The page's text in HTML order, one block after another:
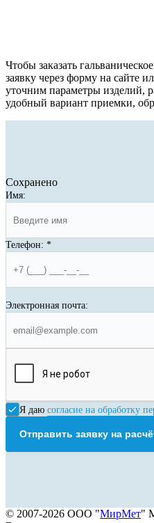
Чтобы заказать
заявку через форму на сайте
уточним параметры изделий,
удобный вариант приемки,
Сохранено
Имя:
Телефон: *
Электронная почта:
Я даю согласие на обработку
Отправить заявку на
© 2007-2026 ООО "МирМет"